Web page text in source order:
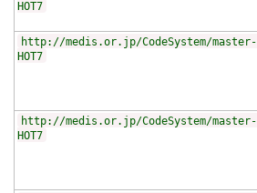
HOT7
http://medis.or.jp/CodeSystem/master-
HOT7
http://medis.or.jp/CodeSystem/master-
HOT7